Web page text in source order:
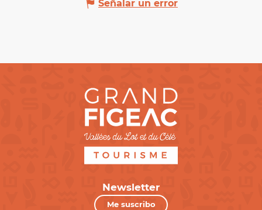
Señalar un error
Newsletter
Me suscribo